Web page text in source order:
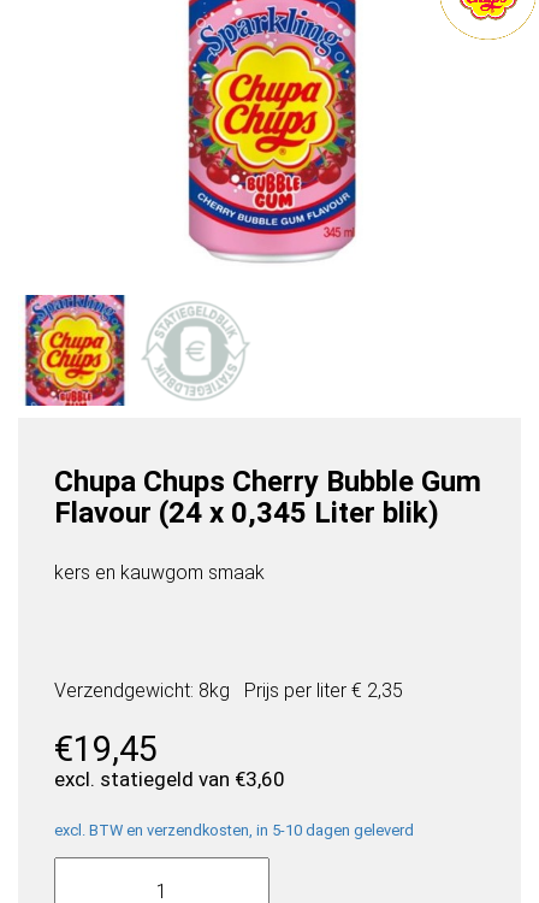
Chupa Chups Cherry Bubble Gum
Flavour (24 x 0,345 Liter blik)
kers en kauwgom smaak
Verzendgewicht: 8kg Prijs per liter € 2,35
€19,45
excl. statiegeld van €3,60
excl. BTW en verzendkosten, in 5-10 dagen geleverd
Chupa